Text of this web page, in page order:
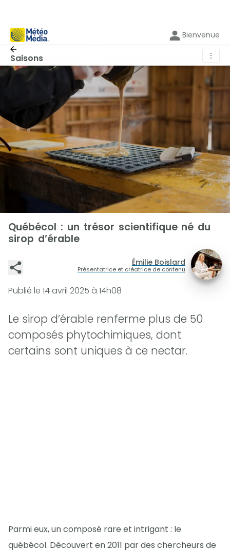
Bienvenue
Saisons ⋮
Québécol : un trésor scientifique né du
sirop d’érable
Émilie Boislard
Présentatrice et créatrice de contenu
Publié le 14 avril 2025 à 14h08
Le sirop d’érable renferme plus de 50
composés phytochimiques, dont
certains sont uniques à ce nectar.
Parmi eux, un composé rare et intrigant : le
québécol. Découvert en 2011 par des chercheurs de